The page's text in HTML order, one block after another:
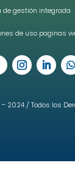
de gestión integrada
de uso paginas
2024 / Todos los